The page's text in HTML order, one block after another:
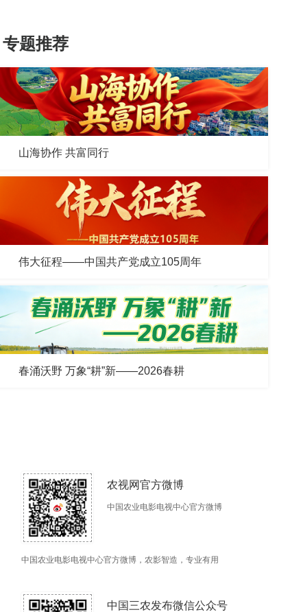
专题推荐
山海协作 共富同行
伟大征程——中国共产党成立105周年
春涌沃野 万象“耕”新——2026春耕
农视网官方微博
中国农业电影电视中心官方微博
中国农业电影电视中心官方微博，农影智造，专业有用
中国三农发布微信公众号